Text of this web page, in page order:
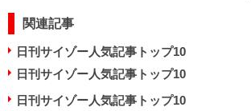
関連記事
日刊サイゾー人気記事トップ10
日刊サイゾー人気記事トップ10
日刊サイゾー人気記事トップ10